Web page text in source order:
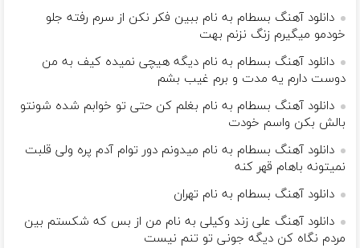
دانلود آهنگ بسطام به نام ببین فکر نکن از سرم رفته جلو
خودمو میگیرم زنگ نزنم بهت
دانلود آهنگ بسطام به نام دیگه هیچی نمیده کیف به من
دوست دارم یه مدت و برم غیب بشم
دانلود آهنگ بسطام به نام بغلم کن حتی تو خوابم شده شونتو
بالش بکن واسم خودت
دانلود آهنگ بسطام به نام میدونم دور توام آدم پره ولی قلبت
نمیتونه باهام قهر کنه
دانلود آهنگ بسطام به نام تهران
دانلود آهنگ علی زند وکیلی به نام من از بس كه شكستم بین
مردم نگاه كن دیگه جونى تو تنم نیست